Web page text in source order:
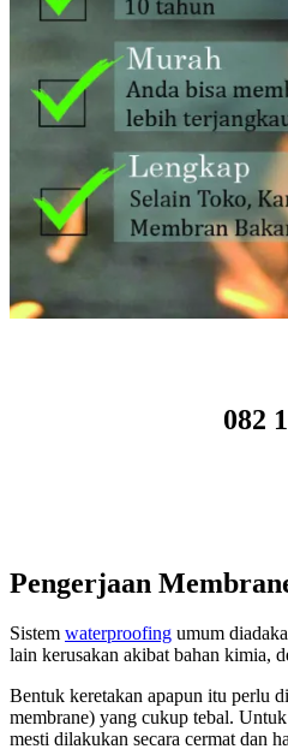
082
Pengerjaan
Sistem waterproofing umum
lain kerusakan akibat bahan kimia,
Bentuk keretakan apapun itu perlu
membrane) yang cukup tebal.
mesti dilakukan secara cermat dan